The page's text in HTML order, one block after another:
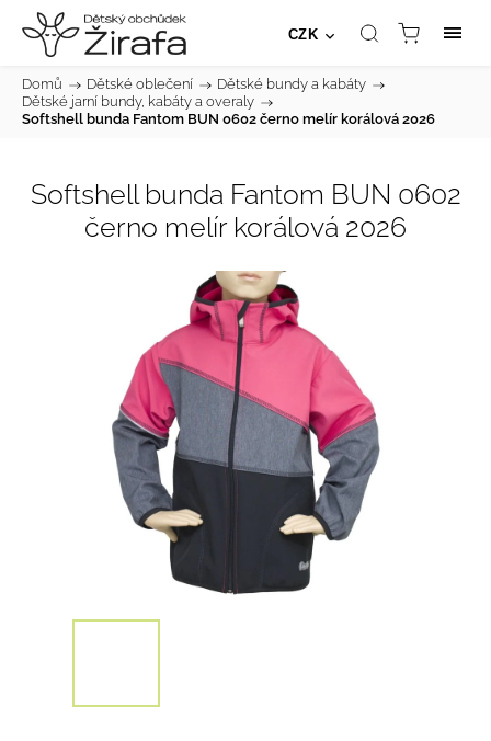
CZK
Domů / Dětské oblečení / Dětské bundy a kabáty /
Dětské jarní bundy, kabáty a overaly /
Softshell bunda Fantom BUN 0602 černo melír korálová 2026
Softshell bunda Fantom BUN 0602
černo melír korálová 2026